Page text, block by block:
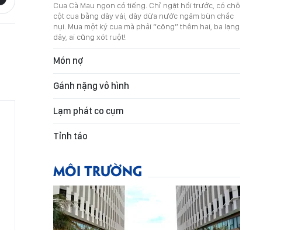
Cua Cà Mau ngon có tiếng. Chỉ ngặt hồi trước, có chỗ
cột cua bằng dây vải, dây dừa nước ngâm bùn chắc
nụi. Mua một ký cua mà phải “cõng” thêm hai, ba lạng
dây, ai cũng xót ruột!
Món nợ
Gánh nặng vô hình
Lạm phát co cụm
Tỉnh táo
MÔI TRƯỜNG